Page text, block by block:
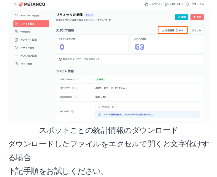
スポットごとの統計情報のダウンロード
ダウンロードしたファイルをエクセルで開くと文字化けす
る場合
下記手順をお試しください。